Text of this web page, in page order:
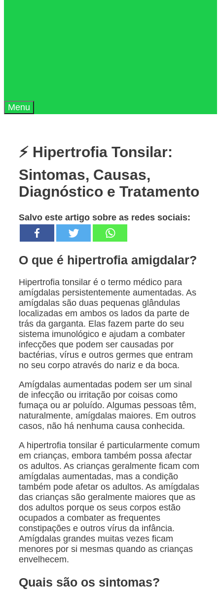
Menu
⚡ Hipertrofia Tonsilar:
Sintomas, Causas,
Diagnóstico e Tratamento
Salvo este artigo sobre as redes sociais:
O que é hipertrofia amigdalar?
Hipertrofia tonsilar é o termo médico para
amígdalas persistentemente aumentadas. As
amígdalas são duas pequenas glândulas
localizadas em ambos os lados da parte de
trás da garganta. Elas fazem parte do seu
sistema imunológico e ajudam a combater
infecções que podem ser causadas por
bactérias, vírus e outros germes que entram
no seu corpo através do nariz e da boca.
Amígdalas aumentadas podem ser um sinal
de infecção ou irritação por coisas como
fumaça ou ar poluído. Algumas pessoas têm,
naturalmente, amígdalas maiores. Em outros
casos, não há nenhuma causa conhecida.
A hipertrofia tonsilar é particularmente comum
em crianças, embora também possa afectar
os adultos. As crianças geralmente ficam com
amígdalas aumentadas, mas a condição
também pode afetar os adultos. As amígdalas
das crianças são geralmente maiores que as
dos adultos porque os seus corpos estão
ocupados a combater as frequentes
constipações e outros vírus da infância.
Amígdalas grandes muitas vezes ficam
menores por si mesmas quando as crianças
envelhecem.
Quais são os sintomas?